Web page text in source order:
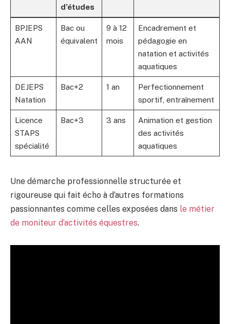
d’études
BPJEPS
AAN
Bac ou
équivalent
9 à 12
mois
Encadrement et
pédagogie en
natation et activités
aquatiques
DEJEPS
Natation
Bac+2 1 an
Perfectionnement
sportif, entraînement
Licence
STAPS
spécialité
Bac+3 3 ans
Animation et gestion
des activités
aquatiques
Une démarche professionnelle structurée et
rigoureuse qui fait écho à d’autres formations
passionnantes comme celles exposées dans le métier
de moniteur d’activités équestres.